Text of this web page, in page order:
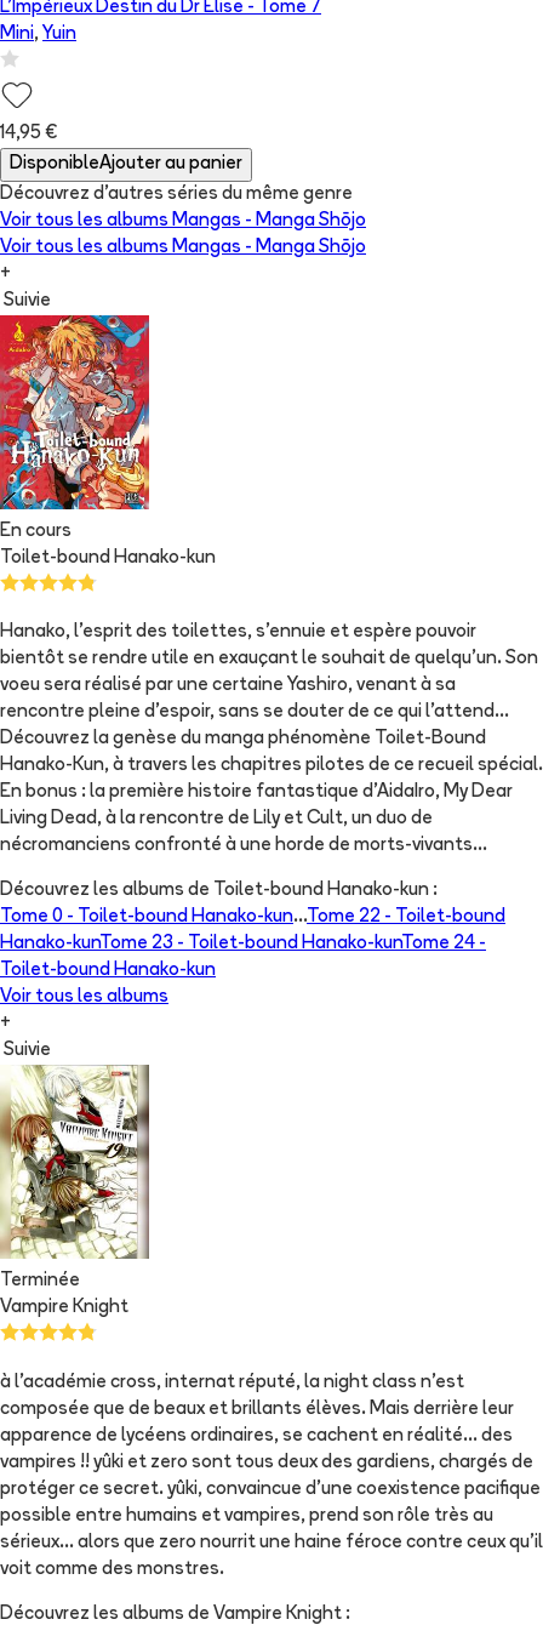
L'Impérieux Destin du Dr Elise - Tome 7
Mini, Yuin
14,95 €
DisponibleAjouter au panier
Découvrez d'autres séries du même genre
Voir tous les albums Mangas - Manga Shōjo
Voir tous les albums Mangas - Manga Shōjo
+
Suivie
En cours
Toilet-bound Hanako-kun
Hanako, l’esprit des toilettes, s’ennuie et espère pouvoir
bientôt se rendre utile en exauçant le souhait de quelqu’un. Son
voeu sera réalisé par une certaine Yashiro, venant à sa
rencontre pleine d’espoir, sans se douter de ce qui l’attend…
Découvrez la genèse du manga phénomène Toilet-Bound
Hanako-Kun, à travers les chapitres pilotes de ce recueil spécial.
En bonus : la première histoire fantastique d’AidaIro, My Dear
Living Dead, à la rencontre de Lily et Cult, un duo de
nécromanciens confronté à une horde de morts-vivants...
Découvrez les albums de Toilet-bound Hanako-kun :
Tome 0 - Toilet-bound Hanako-kun...Tome 22 - Toilet-bound
Hanako-kunTome 23 - Toilet-bound Hanako-kunTome 24 -
Toilet-bound Hanako-kun
Voir tous les albums
+
Suivie
Terminée
Vampire Knight
à l'académie cross, internat réputé, la night class n'est
composée que de beaux et brillants élèves. Mais derrière leur
apparence de lycéens ordinaires, se cachent en réalité... des
vampires !! yûki et zero sont tous deux des gardiens, chargés de
protéger ce secret. yûki, convaincue d'une coexistence pacifique
possible entre humains et vampires, prend son rôle très au
sérieux... alors que zero nourrit une haine féroce contre ceux qu'il
voit comme des monstres.
Découvrez les albums de Vampire Knight :